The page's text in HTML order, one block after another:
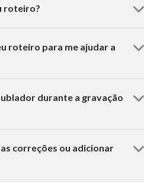
roteiro?
roteiro para me ajudar a
durante a gravação
correções ou adicionar